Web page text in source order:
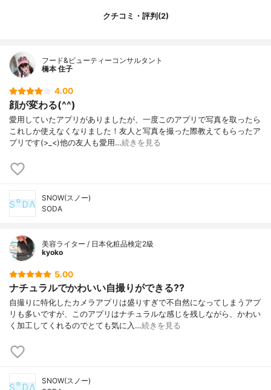
クチコミ・評判(2)
フード&ビューティーコンサルタント
橋本 住子
4.00
顔が変わる(^^)
愛用していたアプリがありましたが、一度このアプリで写真を取ったら
これしか使えなくなりました！友人と写真を撮った際教えてもらったア
プリです(>_<)他の友人も愛用…続きを見る
SNOW(スノー)
SODA
美容ライター / 日本化粧品検定2級
kyoko
5.00
ナチュラルでかわいい自撮りができる??
自撮りに特化したカメラアプリは盛りすぎで不自然になってしまうアプ
リも多いですが、このアプリはナチュラルな感じを残しながら、かわい
く加工してくれるのでとても気に入…続きを見る
SNOW(スノー)